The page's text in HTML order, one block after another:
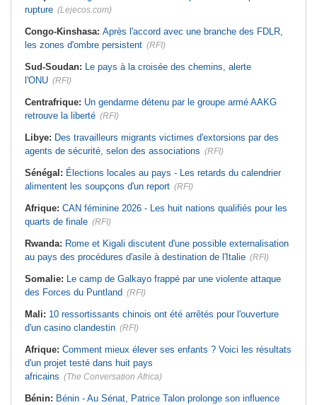
rupture (Lejecos.com)
Congo-Kinshasa: Après l'accord avec une branche des FDLR,
les zones d'ombre persistent (RFI)
Sud-Soudan: Le pays à la croisée des chemins, alerte
l'ONU (RFI)
Centrafrique: Un gendarme détenu par le groupe armé AAKG
retrouve la liberté (RFI)
Libye: Des travailleurs migrants victimes d'extorsions par des
agents de sécurité, selon des associations (RFI)
Sénégal: Élections locales au pays - Les retards du calendrier
alimentent les soupçons d'un report (RFI)
Afrique: CAN féminine 2026 - Les huit nations qualifiés pour les
quarts de finale (RFI)
Rwanda: Rome et Kigali discutent d'une possible externalisation
au pays des procédures d'asile à destination de l'Italie (RFI)
Somalie: Le camp de Galkayo frappé par une violente attaque
des Forces du Puntland (RFI)
Mali: 10 ressortissants chinois ont été arrêtés pour l'ouverture
d'un casino clandestin (RFI)
Afrique: Comment mieux élever ses enfants ? Voici les résultats
d'un projet testé dans huit pays
africains (The Conversation Africa)
Bénin: Bénin - Au Sénat, Patrice Talon prolonge son influence